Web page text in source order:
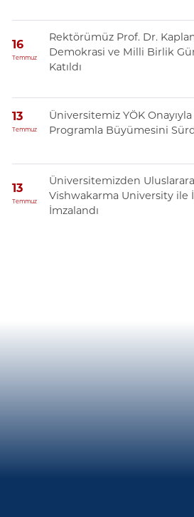
16
Temmuz
Rektörümüz Prof. Dr.
Demokrasi ve Milli Birlik
Katıldı
13
Temmuz
Üniversitemiz YÖK Onayıyla
Programla Büyümesini
13
Temmuz
Üniversitemizden
Vishwakarma University ile
İmzalandı